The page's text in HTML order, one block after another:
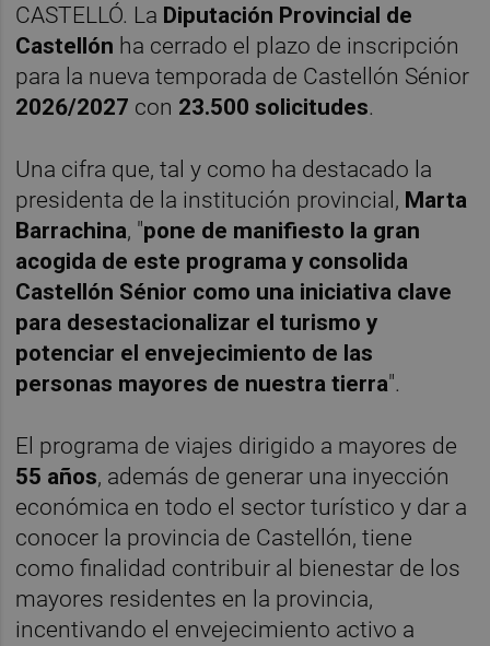
CASTELLÓ. La Diputación Provincial de
Castellón ha cerrado el plazo de inscripción
para la nueva temporada de Castellón Sénior
2026/2027 con 23.500 solicitudes.
Una cifra que, tal y como ha destacado la
presidenta de la institución provincial, Marta
Barrachina, "pone de manifiesto la gran
acogida de este programa y consolida
Castellón Sénior como una iniciativa clave
para desestacionalizar el turismo y
potenciar el envejecimiento de las
personas mayores de nuestra tierra".
El programa de viajes dirigido a mayores de
55 años, además de generar una inyección
económica en todo el sector turístico y dar a
conocer la provincia de Castellón, tiene
como finalidad contribuir al bienestar de los
mayores residentes en la provincia,
incentivando el envejecimiento activo a